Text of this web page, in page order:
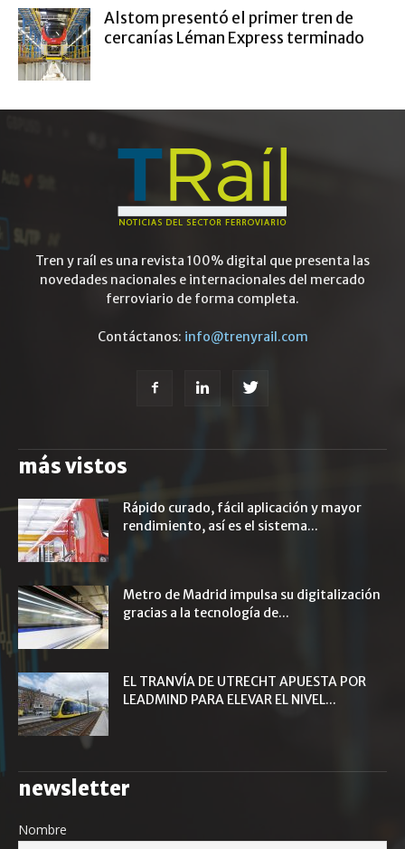
Alstom presentó el primer tren de
cercanías Léman Express terminado
Tren y raíl es una revista 100% digital que presenta las
novedades nacionales e internacionales del mercado
ferroviario de forma completa.
Contáctanos: info@trenyrail.com
más vistos
Rápido curado, fácil aplicación y mayor
rendimiento, así es el sistema...
Metro de Madrid impulsa su digitalización
gracias a la tecnología de...
EL TRANVÍA DE UTRECHT APUESTA POR
LEADMIND PARA ELEVAR EL NIVEL...
newsletter
Nombre